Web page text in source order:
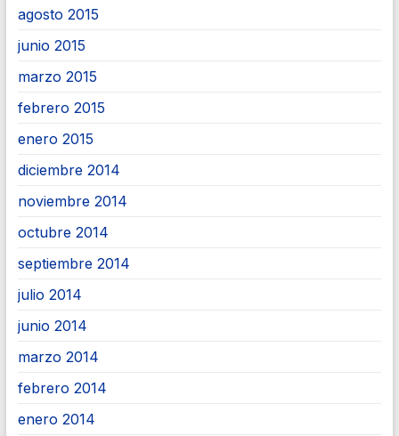
agosto 2015
junio 2015
marzo 2015
febrero 2015
enero 2015
diciembre 2014
noviembre 2014
octubre 2014
septiembre 2014
julio 2014
junio 2014
marzo 2014
febrero 2014
enero 2014